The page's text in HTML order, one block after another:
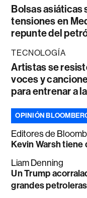
Bolsas asiáticas
tensiones en
repunte del
TECNOLOGÍA
Artistas se
voces y
para entrenar a
OPINIÓN
Editores de
Kevin Warsh
Liam Denning
Un Trump
grandes petroleras